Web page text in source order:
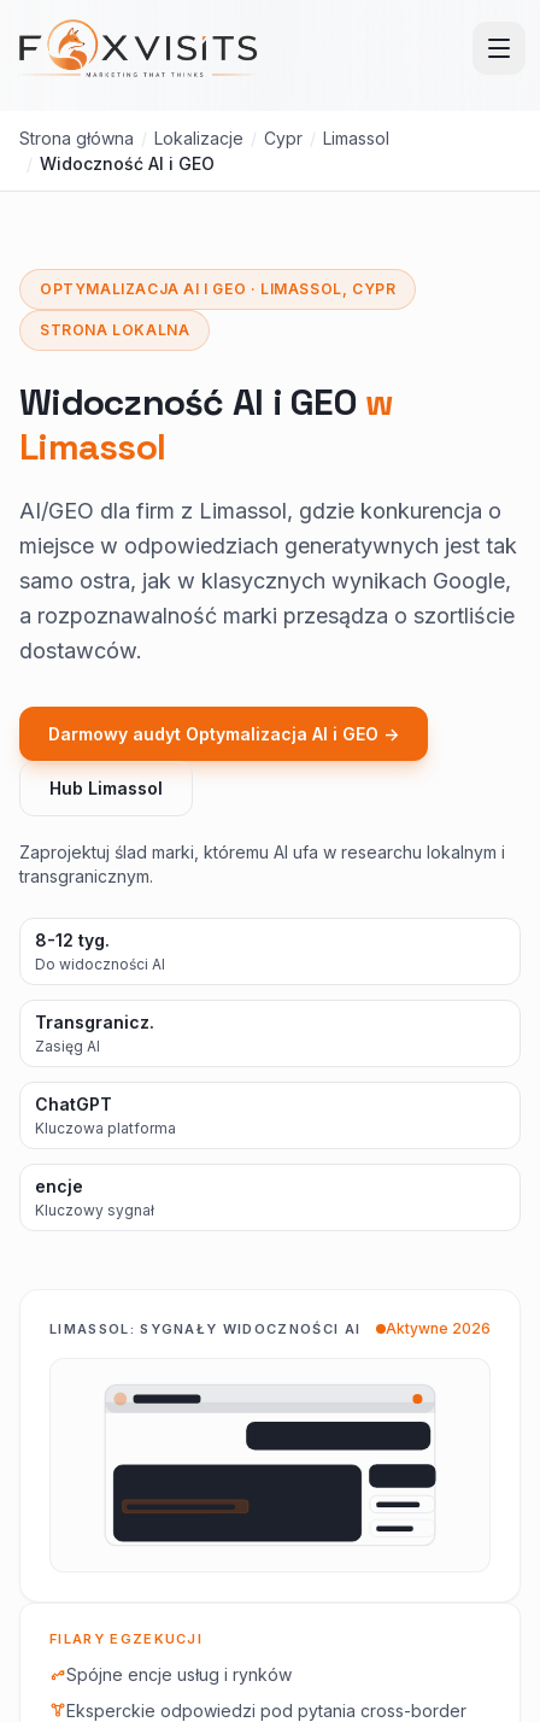
Przejdź do treści głównej
Strona główna / Lokalizacje / Cypr / Limassol
/ Widoczność AI i GEO
OPTYMALIZACJA AI I GEO · LIMASSOL, CYPR
STRONA LOKALNA
Widoczność AI i GEO w
Limassol
AI/GEO dla firm z Limassol, gdzie konkurencja o
miejsce w odpowiedziach generatywnych jest tak
samo ostra, jak w klasycznych wynikach Google,
a rozpoznawalność marki przesądza o szortliście
dostawców.
Darmowy audyt Optymalizacja AI i GEO ->
Hub Limassol
Zaprojektuj ślad marki, któremu AI ufa w researchu lokalnym i
transgranicznym.
8-12 tyg.
Do widoczności AI
Transgranicz.
Zasięg AI
ChatGPT
Kluczowa platforma
encje
Kluczowy sygnał
LIMASSOL: SYGNAŁY WIDOCZNOŚCI AI Aktywne 2026
FILARY EGZEKUCJI
Spójne encje usług i rynków
Eksperckie odpowiedzi pod pytania cross-border